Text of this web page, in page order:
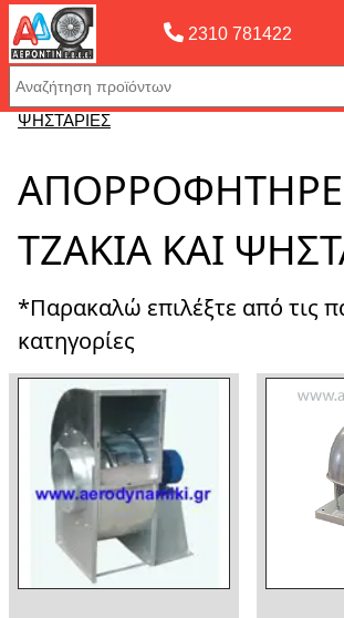
Αρχική σελίδας»ΑΠΟΡΡΟΦΗΤΗΡΕΣ ΓΙΑ
ΨΗΣΤΑΡΙΕΣ
2310 781422
ΤΖΑΚΙΑ ΚΑΙ
*Παρακαλώ επιλέξτε από τις
κατηγορίες